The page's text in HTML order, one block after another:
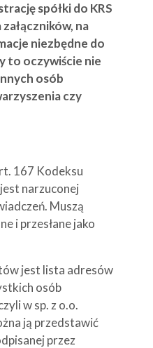
spółki do KRS
na
niezbędne do
to oczywiście nie
osób
czy
167 Kodeksu
narzuconej
Muszą
i przesłane jako
jest lista adresów
osób
w sp. z o.o.
ją przedstawić
przez